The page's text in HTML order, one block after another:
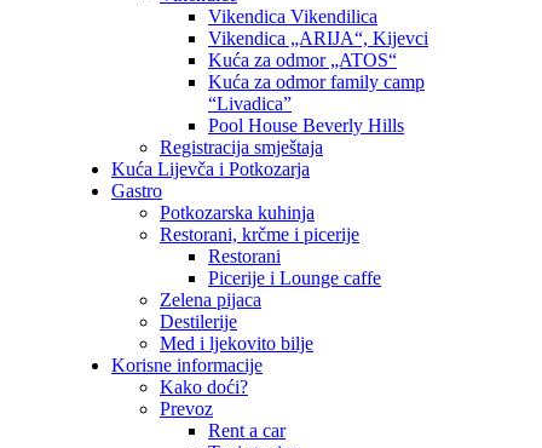
Vikendica Vikendilica
Vikendica „ARIJA“, Kijevci
Kuća za odmor „ATOS“
Kuća za odmor family camp
“Livadica”
Pool House Beverly Hills
Registracija smještaja
Kuća Lijevča i Potkozarja
Gastro
Potkozarska kuhinja
Restorani, krčme i picerije
Restorani
Picerije i Lounge caffe
Zelena pijaca
Destilerije
Med i ljekovito bilje
Korisne informacije
Kako doći?
Prevoz
Rent a car